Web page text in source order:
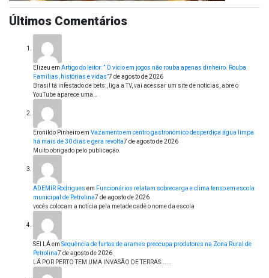
Últimos Comentários
Elizeu em Artigo do leitor: ” O vício em jogos não rouba apenas dinheiro. Rouba
Famílias, histórias e vidas”7 de agosto de 2026
Brasil tá infestado de bets , liga a TV, vai acessar um site de notícias, abre o
YouTube aparece uma…
Eronildo Pinheiroem Vazamento em centro gastronômico desperdiça água limpa
há mais de 30 dias e gera revolta7 de agosto de 2026
Muito obrigado pelo publicação.
ADEMIR Rodrigues em Funcionários relatam sobrecarga e clima tenso em escola
municipal de Petrolina7 de agosto de 2026
vocês colocam a notícia pela metade cadê o nome da escola
SEI LÁem Sequência de furtos de arames preocupa produtores na Zona Rural de
Petrolina7 de agosto de 2026
LÁ POR PERTO TEM UMA INVASÃO DE TERRAS......